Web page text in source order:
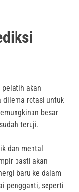
pelatih akan
dilema rotasi untuk
besar
teruji.
dan mental
pasti akan
baru ke dalam
pengganti, seperti